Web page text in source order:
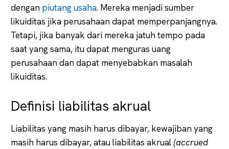
dengan piutang usaha. Mereka menjadi sumber
likuiditas jika perusahaan dapat memperpanjangnya.
Tetapi, jika banyak dari mereka jatuh tempo pada
saat yang sama, itu dapat menguras uang
perusahaan dan dapat menyebabkan masalah
likuiditas.
Definisi liabilitas akrual
Liabilitas yang masih harus dibayar, kewajiban yang
masih harus dibayar, atau liabilitas akrual (accrued